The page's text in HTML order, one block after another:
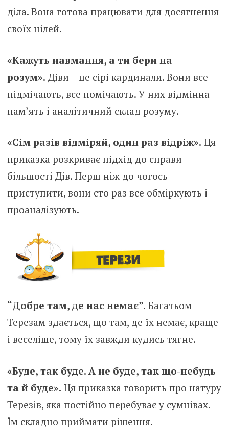
діла. Вона готова працювати для досягнення
своїх цілей.
«Кажуть навмання, а ти бери на
розум». Діви – це сірі кардинали. Вони все
підмічають, все помічають. У них відмінна
пам’ять і аналітичний склад розуму.
«Сім разів відміряй, один раз відріж». Ця
приказка розкриває підхід до справи
більшості Дів. Перш ніж до чогось
приступити, вони сто раз все обміркують і
проаналізують.
“Добре там, де нас немає”. Багатьом
Терезам здається, що там, де їх немає, краще
і веселіше, тому їх завжди кудись тягне.
«Буде, так буде. А не буде, так що-небудь
та й буде». Ця приказка говорить про натуру
Терезів, яка постійно перебуває у сумнівах.
Їм складно приймати рішення.